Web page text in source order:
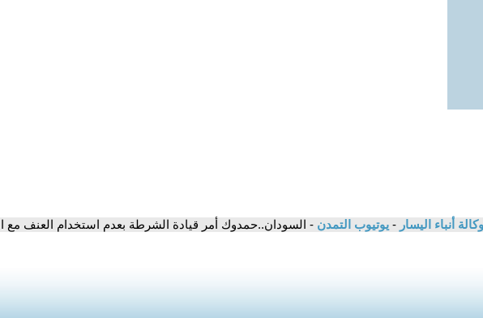
وكالة أنباء اليسار - يوتيوب التمدن - السودان..حمدوك أمر قيادة الشرطة بعدم استخدام العنف